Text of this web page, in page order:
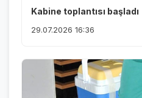
Kabine toplantısı başladı
29.07.2026 16:36